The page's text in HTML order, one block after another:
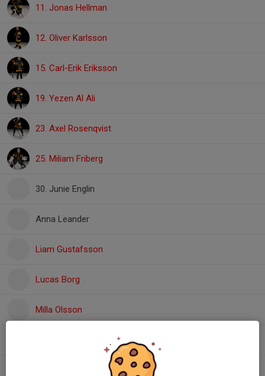
11. Jonas Hellman
12. Oliver Karlsson
15. Carl-Erik Eriksson
19. Yezen Al Ali
23. Axel Rosenqvist
25. Miliam Friberg
30. Junie Englin
Anna Leander
Liam Gustafsson
Lucas Borg
Milla Olsson